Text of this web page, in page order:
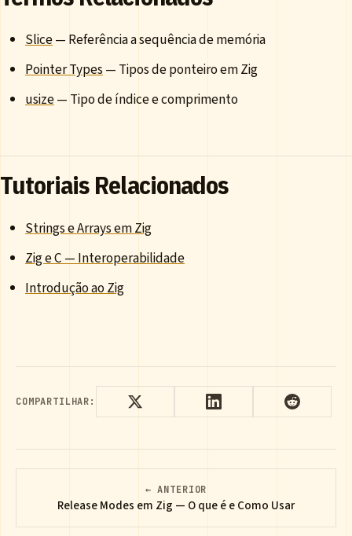
Slice— Referência a sequência de memória
Pointer Types— Tipos de ponteiro em Zig
usize— Tipo de índice e comprimento
Tutoriais Relacionados
Strings e Arrays em Zig
Zig e C — Interoperabilidade
Introdução ao Zig
COMPARTILHAR:
← ANTERIOR
Release Modes em Zig — O que é e Como Usar